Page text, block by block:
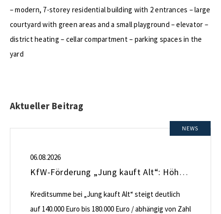
– modern, 7-storey residential building with 2 entrances – large
courtyard with green areas and a small playground – elevator –
district heating – cellar compartment – parking spaces in the
yard
Aktueller Beitrag
NEWS
06.08.2026
KfW-Förderung „Jung kauft Alt“: Höhere Kredite ab August 2026
Kreditsumme bei „Jung kauft Alt“ steigt deutlich
auf 140.000 Euro bis 180.000 Euro / abhängig von Zahl